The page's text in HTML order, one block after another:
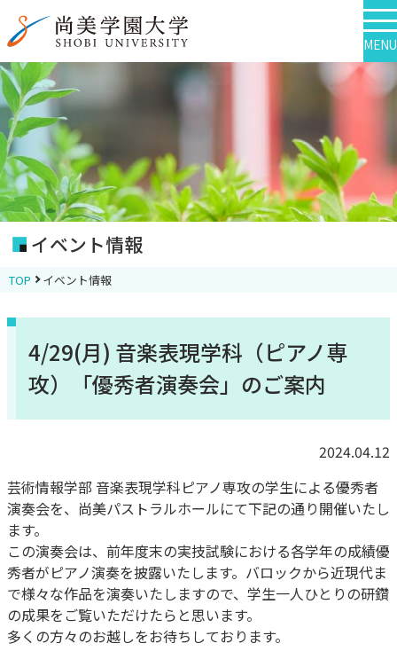
MENU
イベント情報
TOP イベント情報
4/29(月) 音楽表現学科（ピアノ専
攻）「優秀者演奏会」のご案内
2024.04.12
芸術情報学部 音楽表現学科ピアノ専攻の学生による優秀者
演奏会を、尚美パストラルホールにて下記の通り開催いたし
ます。
この演奏会は、前年度末の実技試験における各学年の成績優
秀者がピアノ演奏を披露いたします。バロックから近現代ま
で様々な作品を演奏いたしますので、学生一人ひとりの研鑽
の成果をご覧いただけたらと思います。
多くの方々のお越しをお待ちしております。